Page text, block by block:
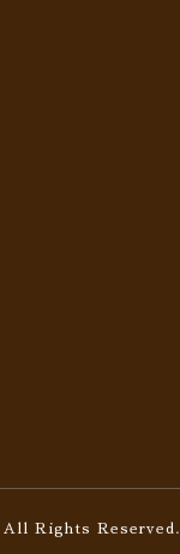
All Rights Reserved.